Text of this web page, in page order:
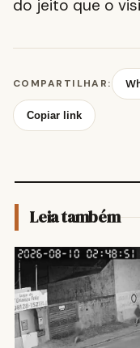
do jeito que o
COMPARTILHAR:
Copiar link
Leia também